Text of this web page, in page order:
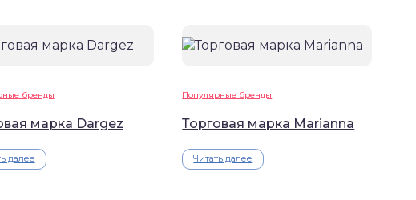
бренды
марка Dargez
далее
Популярные бренды
Торговая марка Marianna
Читать далее